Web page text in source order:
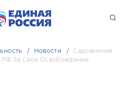
Новости
Садовничий
РФ За Свое Освобождение